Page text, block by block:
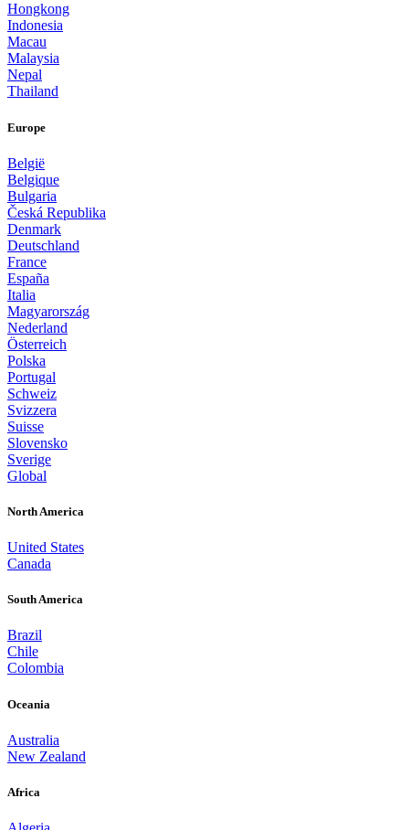
Hongkong
Indonesia
Macau
Malaysia
Nepal
Thailand
Europe
België
Belgique
Bulgaria
Česká Republika
Denmark
Deutschland
France
España
Italia
Magyarország
Nederland
Österreich
Polska
Portugal
Schweiz
Svizzera
Suisse
Slovensko
Sverige
Global
North America
United States
Canada
South America
Brazil
Chile
Colombia
Oceania
Australia
New Zealand
Africa